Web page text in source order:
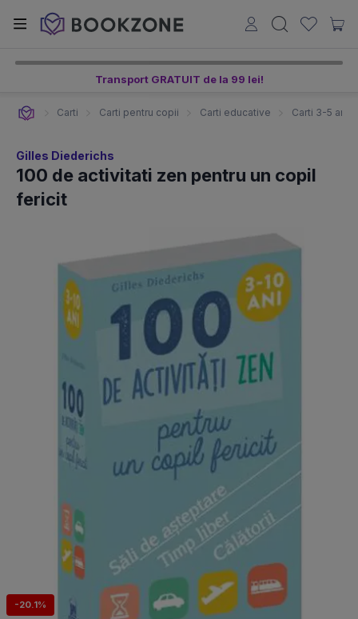
Transport GRATUIT de la 99 lei!
Carti Carti pentru copii Carti educative Carti 3-5 ani
Gilles Diederichs
100 de activitati zen pentru un copil
fericit
-20.1%